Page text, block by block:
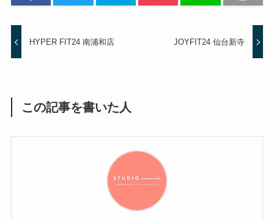
HYPER FIT24 南浦和店 JOYFIT24 仙台新寺
この記事を書いた人